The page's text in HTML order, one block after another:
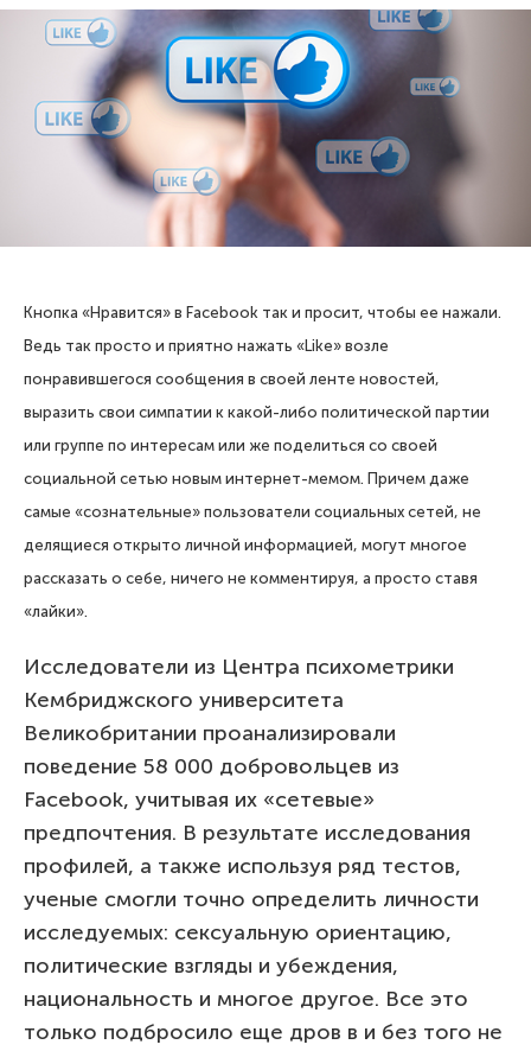
Кнопка «Нравится» в Facebook так и просит, чтобы ее нажали.
Ведь так просто и приятно нажать «Like» возле
понравившегося сообщения в своей ленте новостей,
выразить свои симпатии к какой-либо политической партии
или группе по интересам или же поделиться со своей
социальной сетью новым интернет-мемом. Причем даже
самые «сознательные» пользователи социальных сетей, не
делящиеся открыто личной информацией, могут многое
рассказать о себе, ничего не комментируя, а просто ставя
«лайки».
Исследователи из Центра психометрики
Кембриджского университета
Великобритании проанализировали
поведение 58 000 добровольцев из
Facebook, учитывая их «сетевые»
предпочтения. В результате исследования
профилей, а также используя ряд тестов,
ученые смогли точно определить личности
исследуемых: сексуальную ориентацию,
политические взгляды и убеждения,
национальность и многое другое. Все это
только подбросило еще дров в и без того не